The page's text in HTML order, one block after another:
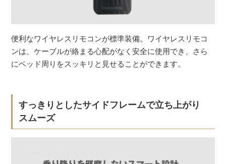
便利なワイヤレスリモコンが標準装備。ワイヤレスリモコ
ンは、ケーブルが絡まる心配がなく安全に使用でき、さら
にベッド周りをスッキリと見せることができます。
すっきりとしたサイドフレームで立ち上がり
スムーズ